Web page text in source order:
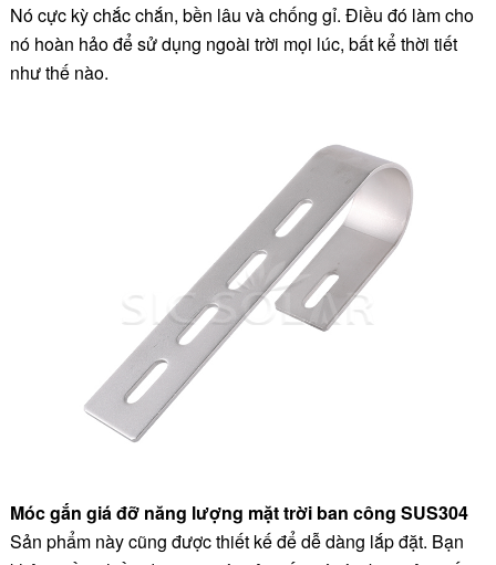
Nó cực kỳ chắc chắn, bền lâu và chống gỉ. Điều đó làm cho
nó hoàn hảo để sử dụng ngoài trời mọi lúc, bất kể thời tiết
như thế nào.
Móc gắn giá đỡ năng lượng mặt trời ban công SUS304
Sản phẩm này cũng được thiết kế để dễ dàng lắp đặt. Bạn